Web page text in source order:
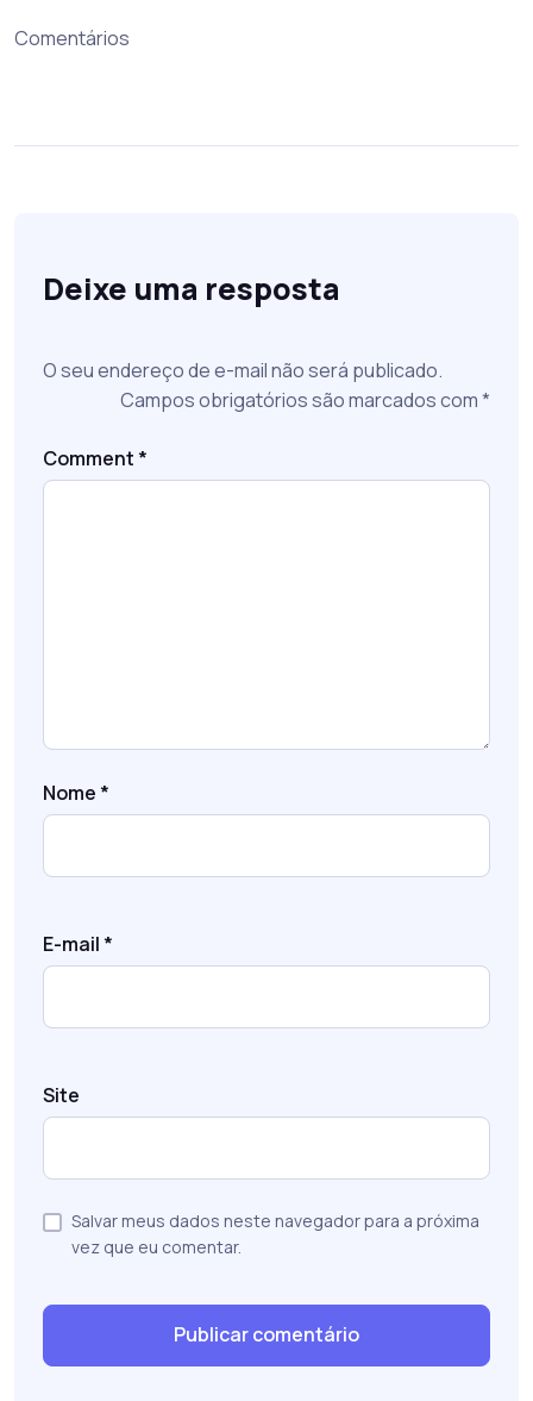
Comentários
Deixe uma resposta
O seu endereço de e-mail não será publicado.
Campos obrigatórios são marcados com*
Comment *
Nome *
E-mail *
Site
Salvar meus dados neste navegador para a próxima
vez que eu comentar.